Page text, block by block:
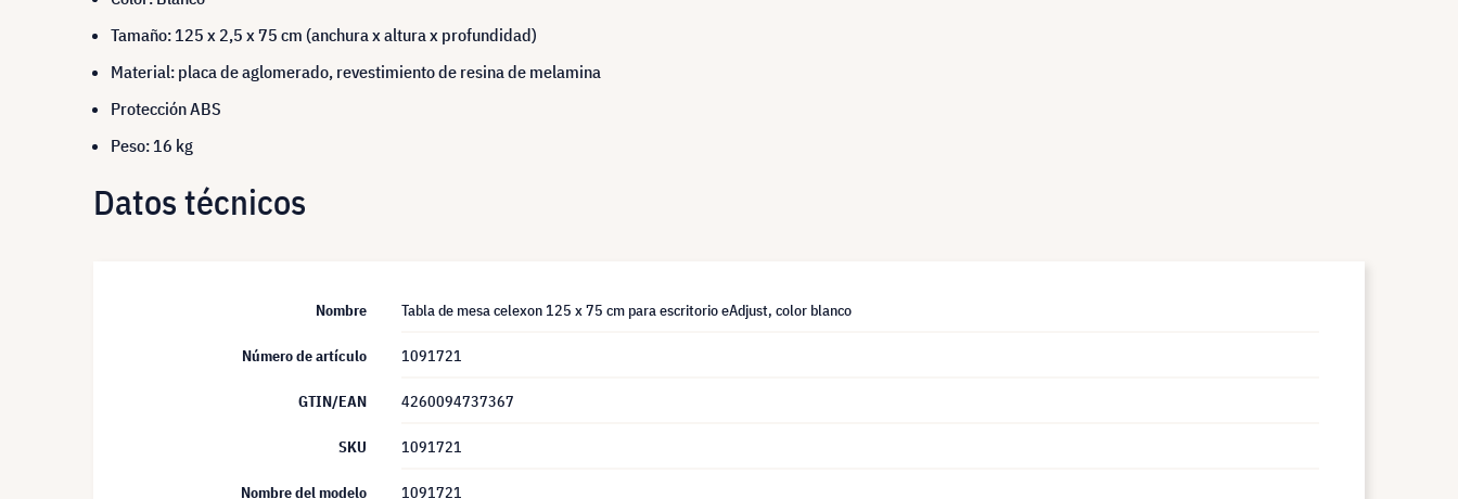
Tamaño: 125 x 2,5 x 75 cm (anchura x altura x profundidad)
Material: placa de aglomerado, revestimiento de resina de melamina
Protección ABS
Peso: 16 kg
Datos técnicos
Nombre Tabla de mesa celexon 125 x 75 cm para escritorio eAdjust, color blanco
Número de artículo 1091721
GTIN/EAN 4260094737367
SKU 1091721
Nombre del modelo 1091721